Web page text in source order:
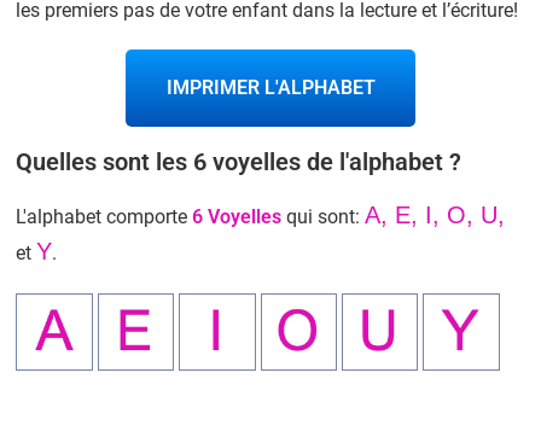
les premiers pas de votre enfant dans la lecture et l’écriture!
IMPRIMER L'ALPHABET
Quelles sont les 6 voyelles de l'alphabet ?
L'alphabet comporte6 Voyelles qui sont:A, E, I, O, U,
et Y.